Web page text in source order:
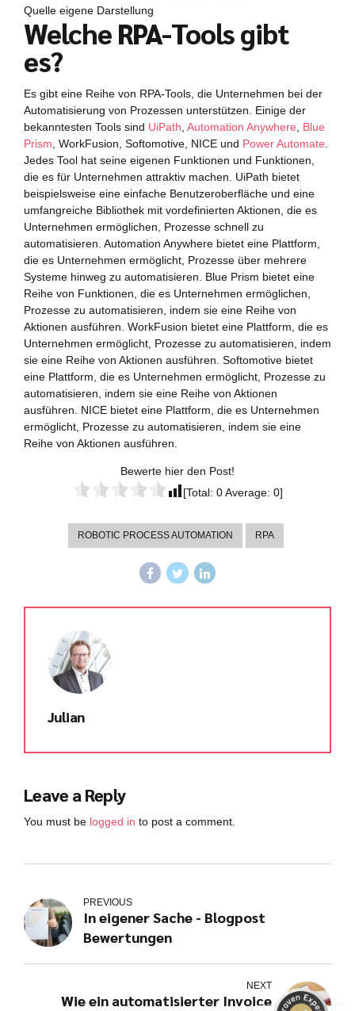
Quelle eigene Darstellung
Welche RPA-Tools gibt
es?
Es gibt eine Reihe von RPA-Tools, die Unternehmen bei der
Automatisierung von Prozessen unterstützen. Einige der
bekanntesten Tools sind UiPath, Automation Anywhere, Blue
Prism, WorkFusion, Softomotive, NICE und Power Automate.
Jedes Tool hat seine eigenen Funktionen und Funktionen,
die es für Unternehmen attraktiv machen. UiPath bietet
beispielsweise eine einfache Benutzeroberfläche und eine
umfangreiche Bibliothek mit vordefinierten Aktionen, die es
Unternehmen ermöglichen, Prozesse schnell zu
automatisieren. Automation Anywhere bietet eine Plattform,
die es Unternehmen ermöglicht, Prozesse über mehrere
Systeme hinweg zu automatisieren. Blue Prism bietet eine
Reihe von Funktionen, die es Unternehmen ermöglichen,
Prozesse zu automatisieren, indem sie eine Reihe von
Aktionen ausführen. WorkFusion bietet eine Plattform, die es
Unternehmen ermöglicht, Prozesse zu automatisieren, indem
sie eine Reihe von Aktionen ausführen. Softomotive bietet
eine Plattform, die es Unternehmen ermöglicht, Prozesse zu
automatisieren, indem sie eine Reihe von Aktionen
ausführen. NICE bietet eine Plattform, die es Unternehmen
ermöglicht, Prozesse zu automatisieren, indem sie eine
Reihe von Aktionen ausführen.
Bewerte hier den Post!
[Total: 0Average: 0]
ROBOTIC PROCESS AUTOMATION RPA
Julian
Leave a Reply
You must be logged in to post a comment.
PREVIOUS
In eigener Sache - Blogpost
Bewertungen
NEXT
Wie ein automatisierter Invoice
julian-funke.de
ProvenExpert.com